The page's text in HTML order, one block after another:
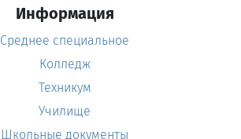
Информация
Среднее специальное
Колледж
Техникум
Училище
Школьные документы